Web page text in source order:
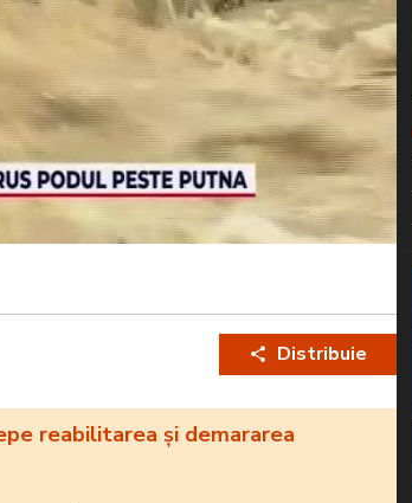
Distribuie
reabilitarea și demararea